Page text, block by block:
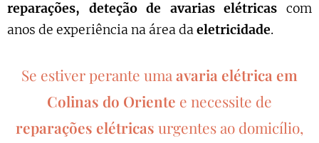
reparações, deteção de avarias elétricas com
anos de experiência na área daeletricidade.
Se estiver perante uma avaria elétrica em
Colinas do Oriente e necessite de
reparações elétricas urgentes ao domicílio,